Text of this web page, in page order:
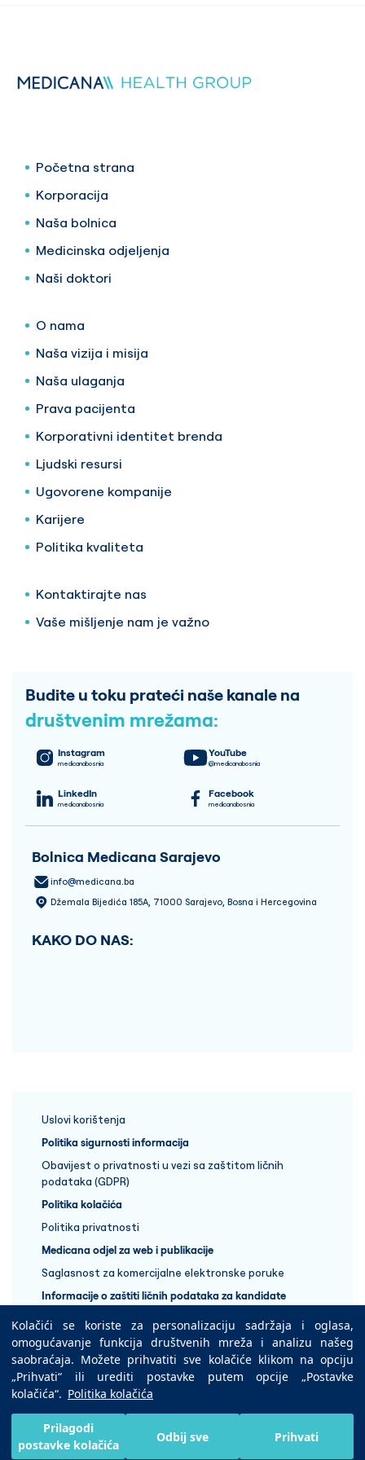
Kolačići se koriste za personalizaciju sadržaja i oglasa,
omogućavanje funkcija društvenih mreža i analizu našeg
saobraćaja. Možete prihvatiti sve kolačiće klikom na opciju
„Prihvati“ ili urediti postavke putem opcije „Postavke
kolačića“. Politika kolačića
Prilagodi
postavke kolačića
Odbij sve Prihvati
Početna strana
Korporacija
Naša bolnica
Medicinska odjeljenja
Naši doktori
O nama
Naša vizija i misija
Naša ulaganja
Prava pacijenta
Korporativni identitet brenda
Ljudski resursi
Ugovorene kompanije
Karijere
Politika kvaliteta
Kontaktirajte nas
Vaše mišljenje nam je važno
Budite u toku prateći naše kanale na
društvenim mrežama:
Instagram
medicanabosnia
YouTube
@medicanabosnia
LinkedIn
medicanabosnia
Facebook
medicanabosnia
Bolnica Medicana Sarajevo
info@medicana.ba
Džemala Bijedića 185A, 71000 Sarajevo, Bosna i Hercegovina
KAKO DO NAS:
Uslovi korištenja
Politika sigurnosti informacija
Obavijest o privatnosti u vezi sa zaštitom ličnih
podataka (GDPR)
Politika kolačića
Politika privatnosti
Medicana odjel za web i publikacije
Saglasnost za komercijalne elektronske poruke
Informacije o zaštiti ličnih podataka za kandidate
+387 33 848 888
Copyright © 2025 Medicana Health Group
Preuzmite na